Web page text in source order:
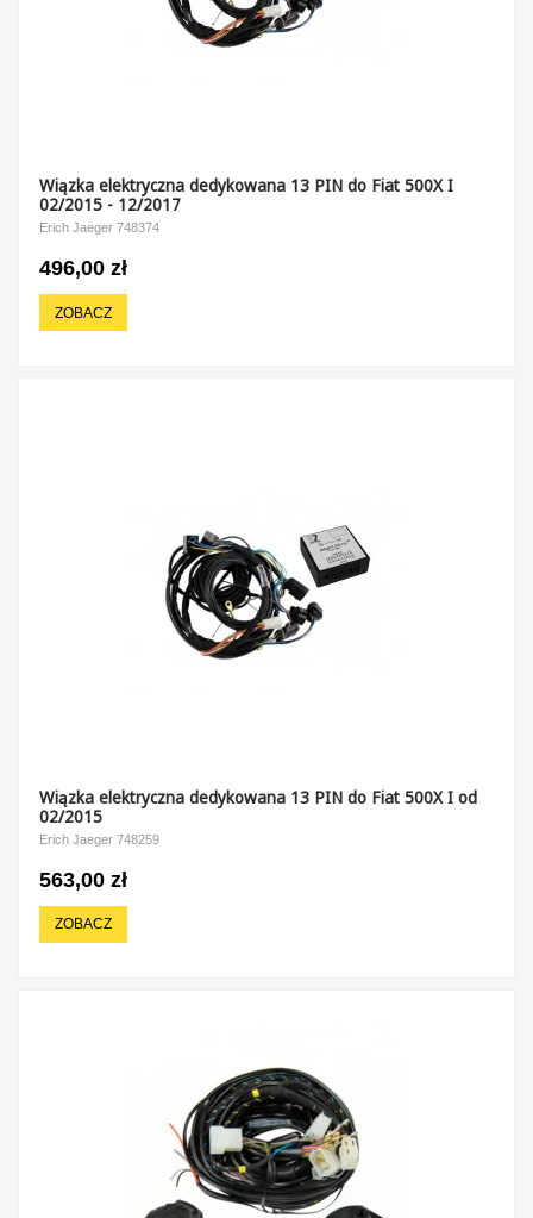
Wiązka elektryczna dedykowana 13 PIN do Fiat 500X I
02/2015 - 12/2017
Erich Jaeger 748374
496,00 zł
ZOBACZ
Wiązka elektryczna dedykowana 13 PIN do Fiat 500X I od
02/2015
Erich Jaeger 748259
563,00 zł
ZOBACZ